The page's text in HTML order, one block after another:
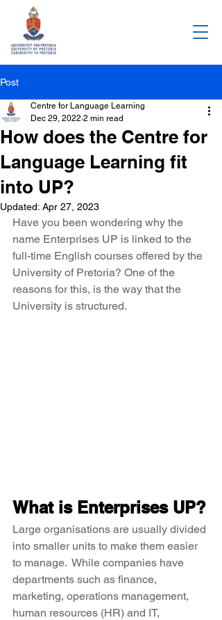
Post
How does the Centre for
Language Learning fit
into UP?
Centre for Language Learning
Dec 29, 2022 2 min read
Updated: Apr 27, 2023
Have you been wondering why the
name Enterprises UP is linked to the
full-time English courses offered by the
University of Pretoria? One of the
reasons for this, is the way that the
University is structured.
What is Enterprises UP?
Large organisations are usually divided
into smaller units to make them easier
to manage.  While companies have
departments such as finance,
marketing, operations management,
human resources (HR) and IT,